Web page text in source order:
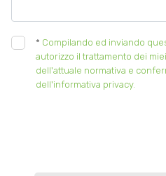
* Compilando ed inviando
autorizzo il trattamento dei
dell'attuale normativa e
dell'informativa privacy.